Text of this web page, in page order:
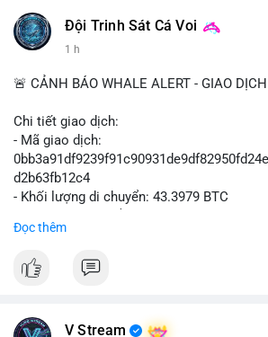
Đội Trinh Sát Cá Voi
1 h
🚨 CẢNH BÁO WHALE ALERT - GIAO
Chi tiết giao dịch:
- Mã giao dịch:
d2b63fb12c4
- Khối lượng di chuyển: 43.3979 BTC
USD)
- Thời gian: 04:18
số đủ lớn để tạo áp lực thanh khoản tức
Đọc thêm
V Stream